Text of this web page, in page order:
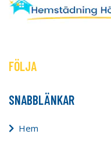
FÖLJA
SNABBLÄNKAR
Hem